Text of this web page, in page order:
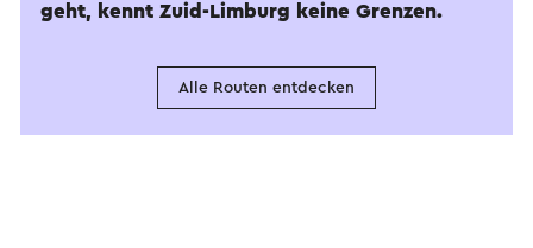
geht, kennt Zuid-Limburg keine Grenzen.
Alle Routen entdecken